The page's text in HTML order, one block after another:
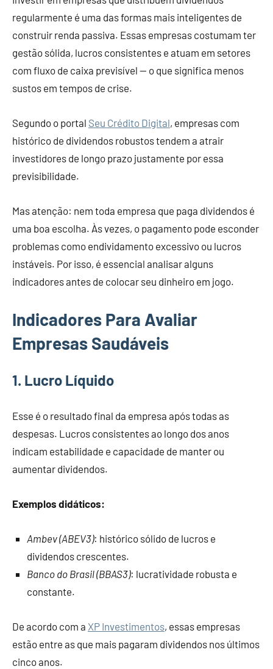
regularmente é uma das formas mais inteligentes de
construir renda passiva. Essas empresas costumam ter
gestão sólida, lucros consistentes e atuam em setores
com fluxo de caixa previsível — o que significa menos
sustos em tempos de crise.
Segundo o portal Seu Crédito Digital, empresas com
histórico de dividendos robustos tendem a atrair
investidores de longo prazo justamente por essa
previsibilidade.
Mas atenção: nem toda empresa que paga dividendos é
uma boa escolha. Às vezes, o pagamento pode esconder
problemas como endividamento excessivo ou lucros
instáveis. Por isso, é essencial analisar alguns
indicadores antes de colocar seu dinheiro em jogo.
Indicadores Para Avaliar
Empresas Saudáveis
1. Lucro Líquido
Esse é o resultado final da empresa após todas as
despesas. Lucros consistentes ao longo dos anos
indicam estabilidade e capacidade de manter ou
aumentar dividendos.
Exemplos didáticos:
Ambev (ABEV3): histórico sólido de lucros e
dividendos crescentes.
Banco do Brasil (BBAS3): lucratividade robusta e
constante.
De acordo com a XP Investimentos, essas empresas
estão entre as que mais pagaram dividendos nos últimos
cinco anos.